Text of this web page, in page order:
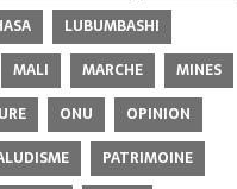
LUBUMBASHI
MALI MARCHE
MINES
ONU
OPINION
PATRIMOINE